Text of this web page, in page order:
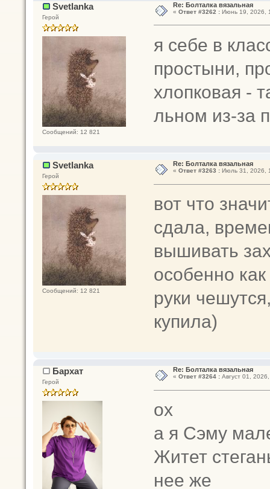
Svetlanka
Герой
Сообщений: 12 821
Re: Болталка вязальная
« Ответ #3262 :Июнь 19, 2026,
я себе в
простыни,
хлопковая -
льном из-за
Svetlanka
Герой
Сообщений: 12 821
Re: Болталка вязальная
« Ответ #3263 :Июль 31, 2026,
вот что
сдала,
вышивать
особенно
руки
купила)
Бархат
Герой
Re: Болталка вязальная
« Ответ #3264 :Август 01,
ох
а я Сэму
Житет
нее же